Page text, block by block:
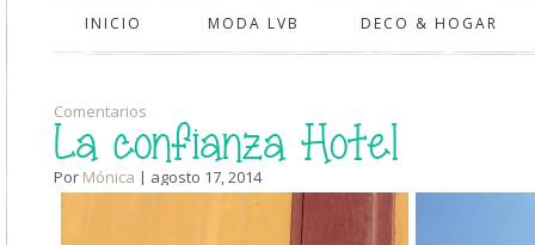
INICIO MODA LVB DECO & HOGAR
Comentarios
La confianza Hotel
Por Mónica | agosto 17, 2014